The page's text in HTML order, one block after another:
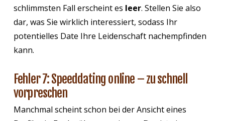
schlimmsten Fall erscheint es leer. Stellen Sie also
dar, was Sie wirklich interessiert, sodass Ihr
potentielles Date Ihre Leidenschaft nachempfinden
kann.
Fehler 7: Speeddating online – zu schnell
vorpreschen
Manchmal scheint schon bei der Ansicht eines